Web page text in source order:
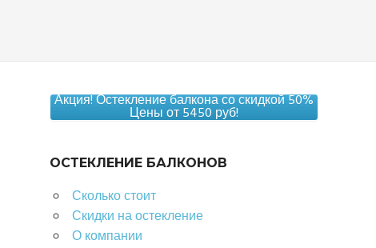
Акция! Остекление балкона со скидкой 50%
Цены от 5450 руб!
ОСТЕКЛЕНИЕ БАЛКОНОВ
Сколько стоит
Скидки на остекление
О компании